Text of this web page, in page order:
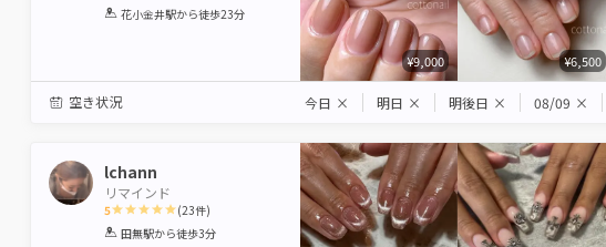
1 2 3 4 5
花小金井駅から徒歩23分
¥9,000 ¥6,500
空き状況 今日 × 明日 × 明後日 × 08/09 ×
lchann
リマインド
5
1 2 3 4 5
(23件)
田無駅から徒歩3分